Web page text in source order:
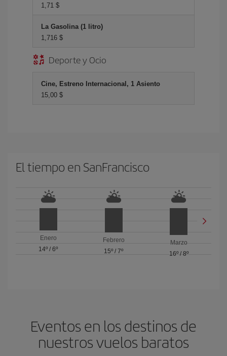
1,71 $
La Gasolina (1 litro)
1,716 $
Deporte y Ocio
Cine, Estreno Internacional, 1 Asiento
15,00 $
El tiempo en SanFrancisco
Enero
14º /6º
Febrero
15º / 7º
Marzo
16º/ 8º
Eventos en los destinos de
nuestros vuelos baratos